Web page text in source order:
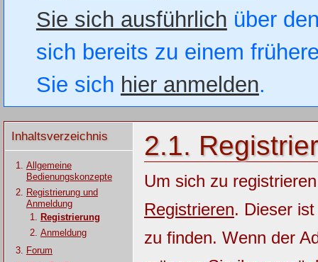
Sie sich ausführlich über
sich bereits zu einem
Sie sich hier anmelden.
Inhaltsverzeichnis
Allgemeine
Bedienungskonzepte
Registrierung und
Anmeldung
Registrierung
Anmeldung
Forum
2.1.
Um sich zu
Registrieren. Dieser
zu finden. Wenn der